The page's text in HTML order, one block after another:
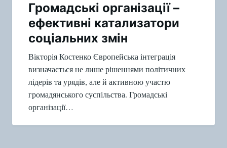
Громадські організації –
ефективні катализатори
соціальних змін
Вікторія Костенко Європейська інтеграція
визначається не лише рішеннями політичних
лідерів та урядів, але й активною участю
громадянського суспільства. Громадські
організації…